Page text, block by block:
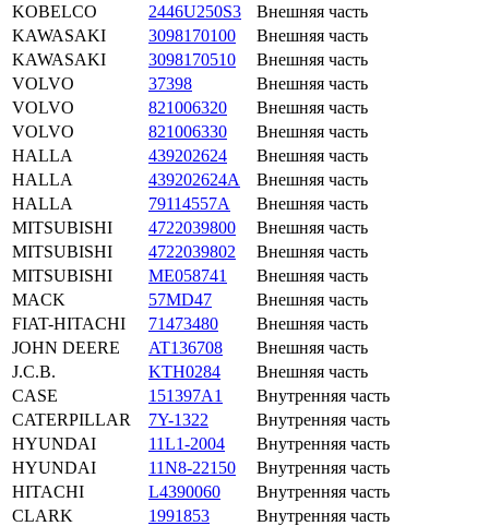
KOBELCO
2446U250S3
Внешняя часть
KAWASAKI
3098170100
Внешняя часть
KAWASAKI
3098170510
Внешняя часть
VOLVO
37398
Внешняя часть
VOLVO
821006320
Внешняя часть
VOLVO
821006330
Внешняя часть
HALLA
439202624
Внешняя часть
HALLA
439202624A
Внешняя часть
HALLA
79114557A
Внешняя часть
MITSUBISHI
4722039800
Внешняя часть
MITSUBISHI
4722039802
Внешняя часть
MITSUBISHI
ME058741
Внешняя часть
MACK
57MD47
Внешняя часть
FIAT-HITACHI
71473480
Внешняя часть
JOHN DEERE
AT136708
Внешняя часть
J.C.B.
KTH0284
Внешняя часть
CASE
151397A1
Внутренняя часть
CATERPILLAR
7Y-1322
Внутренняя часть
HYUNDAI
11L1-2004
Внутренняя часть
HYUNDAI
11N8-22150
Внутренняя часть
HITACHI
L4390060
Внутренняя часть
CLARK
1991853
Внутренняя часть